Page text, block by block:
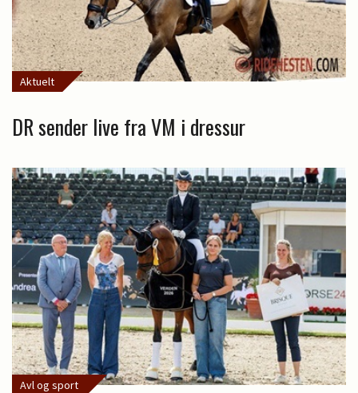
Aktuelt
DR sender live fra VM i dressur
Avl og sport